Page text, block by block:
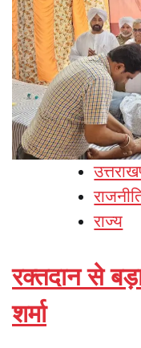
राज्य
रक्तदान से
शर्मा